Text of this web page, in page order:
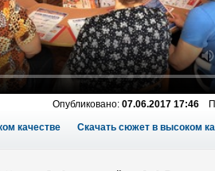
Опубликовано: 07.06.2017 17:46
качестве Скачать сюжет в высоком